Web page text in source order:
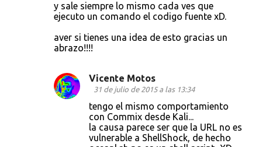
y sale siempre lo mismo cada ves que
ejecuto un comando el codigo fuente xD.
aver si tienes una idea de esto gracias un
abrazo!!!!
Vicente Motos
31 de julio de 2015 a las 13:34
tengo el mismo comportamiento
con Commix desde Kali...
la causa parece ser que la URL no es
vulnerable a ShellShock, de hecho